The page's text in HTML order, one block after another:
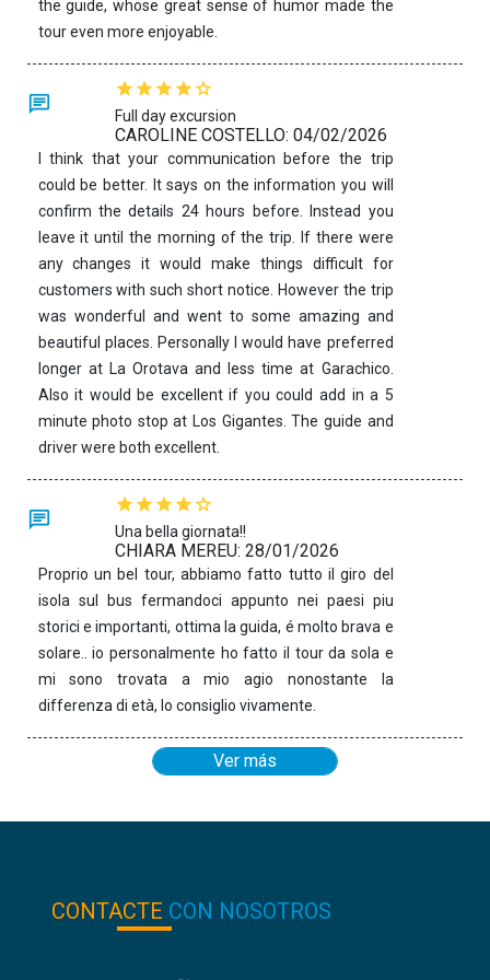
the guide, whose great sense of humor made the
tour even more enjoyable.
Full day excursion
CAROLINE COSTELLO: 04/02/2026
I think that your communication before the trip
could be better. It says on the information you will
confirm the details 24 hours before. Instead you
leave it until the morning of the trip. If there were
any changes it would make things difficult for
customers with such short notice. However the trip
was wonderful and went to some amazing and
beautiful places. Personally I would have preferred
longer at La Orotava and less time at Garachico.
Also it would be excellent if you could add in a 5
minute photo stop at Los Gigantes. The guide and
driver were both excellent.
Una bella giornata!!
CHIARA MEREU: 28/01/2026
Proprio un bel tour, abbiamo fatto tutto il giro del
isola sul bus fermandoci appunto nei paesi piu
storici e importanti, ottima la guida, é molto brava e
solare.. io personalmente ho fatto il tour da sola e
mi sono trovata a mio agio nonostante la
differenza di età, lo consiglio vivamente.
Ver más
CONTACTE CON NOSOTROS